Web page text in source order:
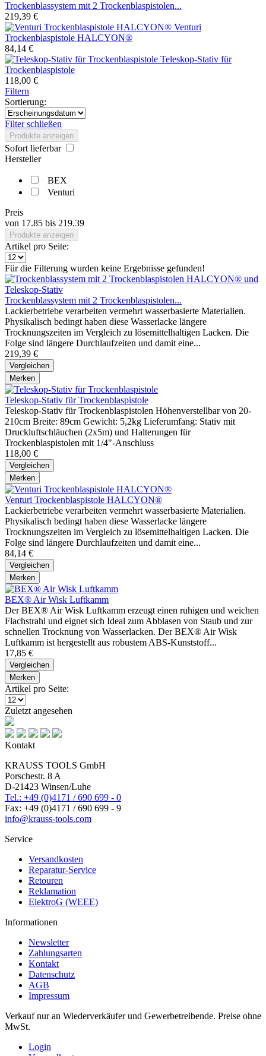
Trockenblassystem mit 2 Trockenblaspistolen...
219,39 €
Venturi
Trockenblaspistole HALCYON®
84,14 €
Teleskop-Stativ für
Trockenblaspistole
118,00 €
Filtern
Sortierung:
Filter schließen
Produkte anzeigen
Sofort lieferbar
Hersteller
BEX
Venturi
Preis
von 17.85 bis 219.39
Produkte anzeigen
Artikel pro Seite:
Für die Filterung wurden keine Ergebnisse gefunden!
Trockenblassystem mit 2 Trockenblaspistolen...
Lackierbetriebe verarbeiten vermehrt wasserbasierte Materialien.
Physikalisch bedingt haben diese Wasserlacke längere
Trocknungszeiten im Vergleich zu lösemittelhaltigen Lacken. Die
Folge sind längere Durchlaufzeiten und damit eine...
219,39 €
Vergleichen
Merken
Teleskop-Stativ für Trockenblaspistole
Teleskop-Stativ für Trockenblaspistolen Höhenverstellbar von 20-
210cm Breite: 89cm Gewicht: 5,2kg Lieferumfang: Stativ mit
Druckluftschläuchen (2x5m) und Halterungen für
Trockenblaspistolen mit 1/4"-Anschluss
118,00 €
Vergleichen
Merken
Venturi Trockenblaspistole HALCYON®
Lackierbetriebe verarbeiten vermehrt wasserbasierte Materialien.
Physikalisch bedingt haben diese Wasserlacke längere
Trocknungszeiten im Vergleich zu lösemittelhaltigen Lacken. Die
Folge sind längere Durchlaufzeiten und damit eine...
84,14 €
Vergleichen
Merken
BEX® Air Wisk Luftkamm
Der BEX® Air Wisk Luftkamm erzeugt einen ruhigen und weichen
Flachstrahl und eignet sich Ideal zum Abblasen von Staub und zur
schnellen Trocknung von Wasserlacken. Der BEX® Air Wisk
Luftkamm ist hergestellt aus robustem ABS-Kunststoff...
17,85 €
Vergleichen
Merken
Artikel pro Seite:
Zuletzt angesehen
Kontakt
KRAUSS TOOLS GmbH
Porschestr. 8 A
D-21423 Winsen/Luhe
Tel.: +49 (0)4171 / 690 699 - 0
Fax: +49 (0)4171 / 690 699 - 9
info@krauss-tools.com
Service
Versandkosten
Reparatur-Service
Retouren
Reklamation
ElektroG (WEEE)
Informationen
Newsletter
Zahlungsarten
Kontakt
Datenschutz
AGB
Impressum
Verkauf nur an Wiederverkäufer und Gewerbetreibende. Preise ohne
MwSt.
Login